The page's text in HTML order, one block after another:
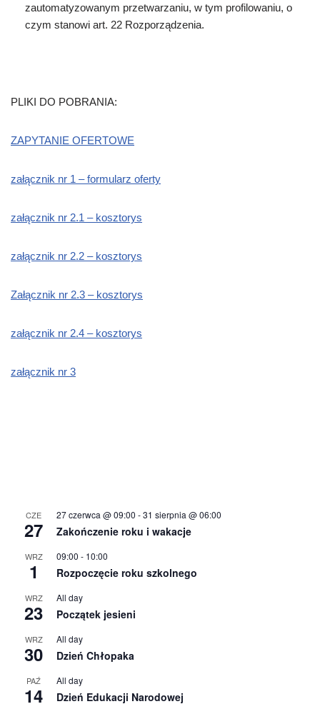
zautomatyzowanym przetwarzaniu, w tym profilowaniu, o
czym stanowi art. 22 Rozporządzenia.
PLIKI DO POBRANIA:
ZAPYTANIE OFERTOWE
załącznik nr 1 – formularz oferty
załącznik nr 2.1 – kosztorys
załącznik nr 2.2 – kosztorys
Załącznik nr 2.3 – kosztorys
załącznik nr 2.4 – kosztorys
załącznik nr 3
CZE
27
27 czerwca @ 09:00 -31 sierpnia @ 06:00
Zakończenie roku i wakacje
WRZ
1
09:00 - 10:00
Rozpoczęcie roku szkolnego
WRZ
23
All day
Początek jesieni
WRZ
30
All day
Dzień Chłopaka
PAŹ
14
All day
Dzień Edukacji Narodowej